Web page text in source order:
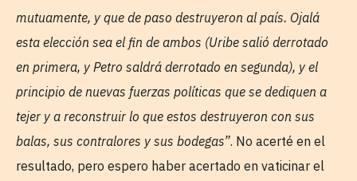
mutuamente, y que de paso destruyeron al país. Ojalá
esta elección sea el fin de ambos (Uribe salió derrotado
en primera, y Petro saldrá derrotado en segunda), y el
principio de nuevas fuerzas políticas que se dediquen a
tejer y a reconstruir lo que estos destruyeron con sus
balas, sus contralores y sus bodegas”. No acerté en el
resultado, pero espero haber acertado en vaticinar el